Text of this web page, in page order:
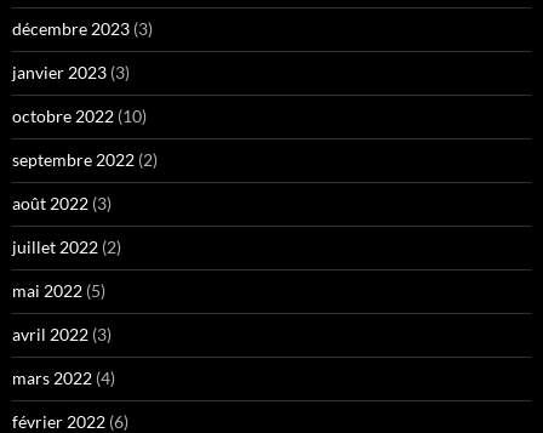
décembre 2023 (3)
janvier 2023 (3)
octobre 2022 (10)
septembre 2022 (2)
août 2022 (3)
juillet 2022 (2)
mai 2022 (5)
avril 2022 (3)
mars 2022 (4)
février 2022 (6)